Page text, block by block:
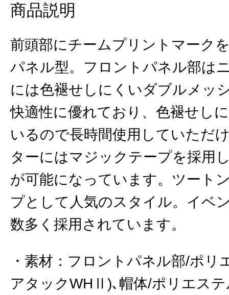
商品説明
前頭部にチームプリントマーク
パネル型。フロントパネル部は
には色褪せしにくいダブルメッ
快適性に優れており、色褪せし
いるので長時間使用していただ
ターにはマジックテープを採用
が可能になっています。ツート
プとして人気のスタイル。イベ
数多く採用されています。
素材 ： フロントパネル部/ポリ
アタックWHⅡ)､帽体/ポリエス